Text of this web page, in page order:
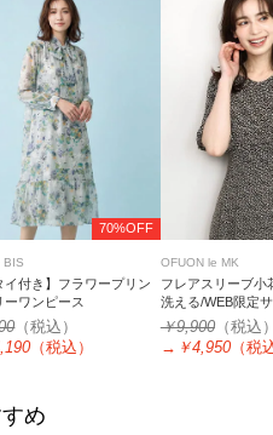
70%OFF
BIS
イ付き】フラワープリン
ーワンピース
（税込）
（税込）
OFUON le MK
フレアスリーブ小
洗える/WEB限定
￥9,900（税込
→ ￥4,950（税
め